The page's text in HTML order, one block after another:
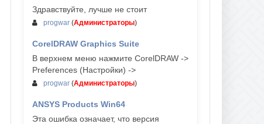
Здравствуйте, лучше не стоит
progwar (Администраторы)
CorelDRAW Graphics Suite
03-авг, 18:58
В верхнем меню нажмите CorelDRAW ->
Preferences (Настройки) ->
progwar (Администраторы)
ANSYS Products Win64
Эта ошибка означает, что версия